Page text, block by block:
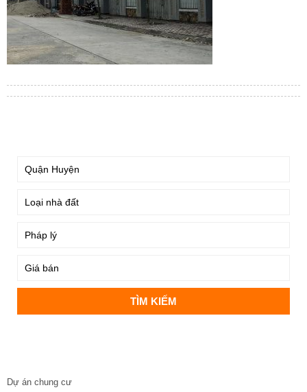
Dự án chung cư